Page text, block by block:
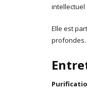
intellectuel
Elle est
profondes.